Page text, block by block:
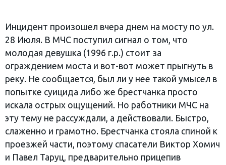
Инцидент произошел вчера днем на мосту по ул.
28 Июля. В МЧС поступил сигнал о том, что
молодая девушка (1996 г.р.) стоит за
ограждением моста и вот-вот может прыгнуть в
реку. Не сообщается, был ли у нее такой умысел в
попытке суицида либо же брестчанка просто
искала острых ощущений. Но работники МЧС на
эту тему не рассуждали, а действовали. Быстро,
слаженно и грамотно. Брестчанка стояла спиной к
проезжей части, поэтому спасатели Виктор Хомич
и Павел Таруц, предварительно прицепив